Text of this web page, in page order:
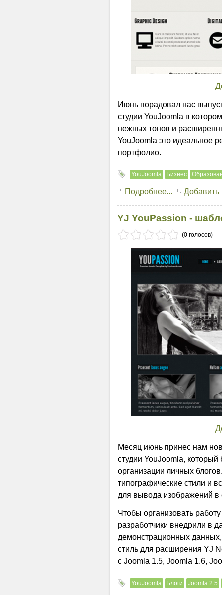
Июнь порадовал нас
студии YouJoomla в
нежных тонов и
YouJoomla это идеальное
портфолио.
YouJoomla Бизнес
Подробнее... Добавить
YJ YouPassion -
(0 голосов)
Месяц июнь принес нам
студии YouJoomla,
организации личных
типографические стили и
для вывода изображений
Чтобы организовать
разработчики внедрили в
демонстрационных
стиль для расширения YJ
с Joomla 1.5, Joomla 1.6,
YouJoomla Блоги Joomla 2.5